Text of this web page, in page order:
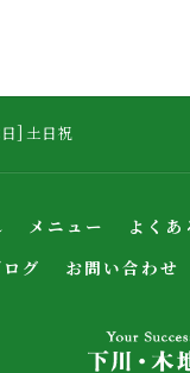
日] 土日祝
メニュー よくあ
ログ お問い合わせ